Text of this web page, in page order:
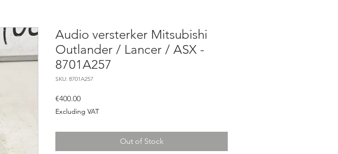
Audio versterker Mitsubishi
Outlander / Lancer / ASX -
8701A257
SKU: 8701A257
€400.00Price
Excluding VAT
Out of Stock